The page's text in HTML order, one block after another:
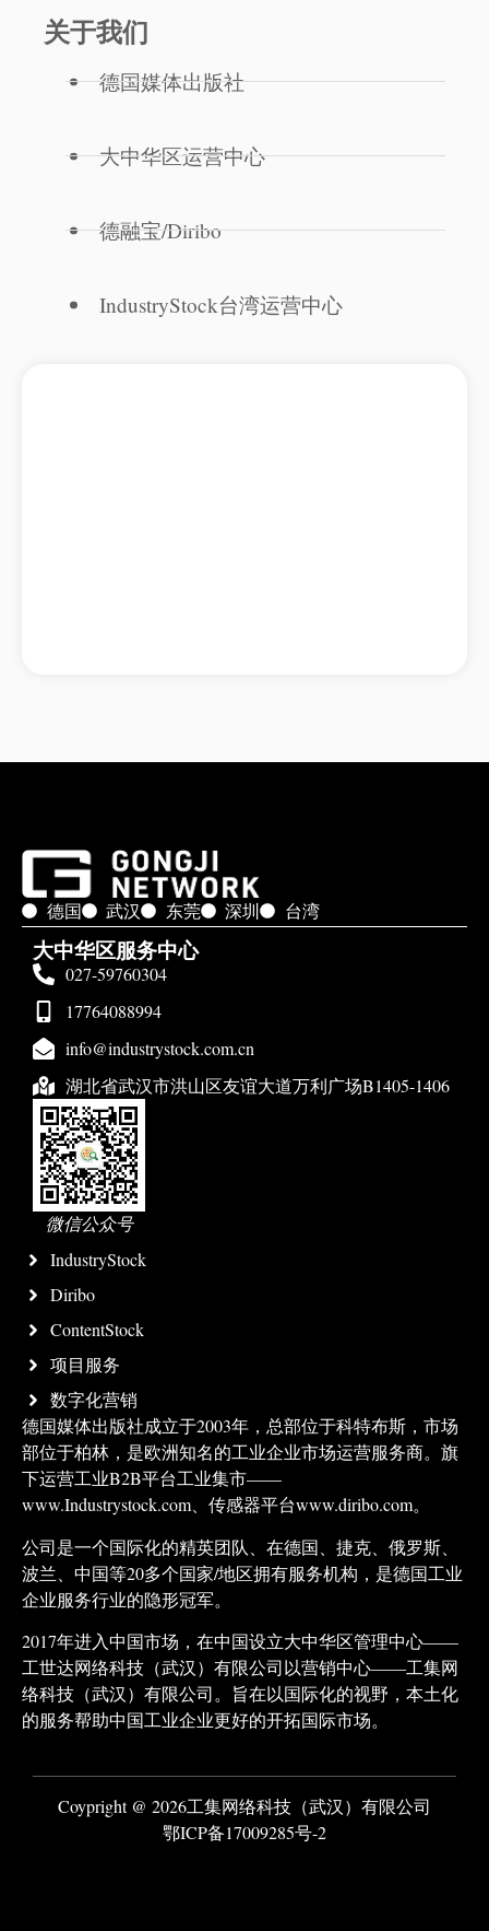
关于我们
德国媒体出版社
大中华区运营中心
德融宝/Diribo
IndustryStock台湾运营中心
德国 武汉 东莞 深圳 台湾
大中华区服务中心
027-59760304
17764088994
info@industrystock.com.cn
湖北省武汉市洪山区友谊大道万利广场B1405-1406
微信公众号
IndustryStock
Diribo
ContentStock
项目服务
数字化营销
德国媒体出版社成立于2003年，总部位于科特布斯，市场
部位于柏林，是欧洲知名的工业企业市场运营服务商。旗
下运营工业B2B平台工业集市——
www.Industrystock.com、传感器平台www.diribo.com。
公司是一个国际化的精英团队、在德国、捷克、俄罗斯、
波兰、中国等20多个国家/地区拥有服务机构，是德国工业
企业服务行业的隐形冠军。
2017年进入中国市场，在中国设立大中华区管理中心——
工世达网络科技（武汉）有限公司以营销中心——工集网
络科技（武汉）有限公司。旨在以国际化的视野，本土化
的服务帮助中国工业企业更好的开拓国际市场。
Coypright @ 2026工集网络科技（武汉）有限公司
鄂ICP备17009285号-2